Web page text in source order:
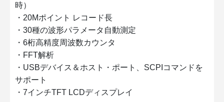
時）
・20Mポイント レコード長
・30種の波形パラメータ自動測定
・6桁高精度周波数カウンタ
・FFT解析
・USBデバイス＆ホスト・ポート、SCPIコマンドを
サポート
・7インチTFT LCDディスプレイ